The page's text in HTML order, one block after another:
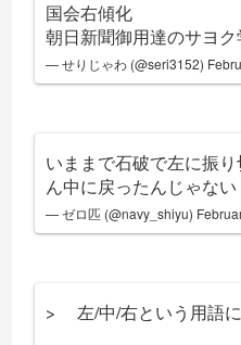
国会右傾化
朝日新聞御用達のサヨ
— せりじゃわ (@seri3152)
いままで石破で左に振
ん中に戻ったんじゃない
— ゼロ匹 (@navy_shiyu)
> 左/中/右という用語に